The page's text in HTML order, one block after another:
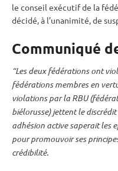
le conseil exécutif de la
décidé, à l’unanimité, de
Communiqué
“Les deux fédérations ont
fédérations membres en
violations par la RBU
biélorusse) jettent le discrédit
adhésion active saperait les
pour promouvoir ses
crédibilité.